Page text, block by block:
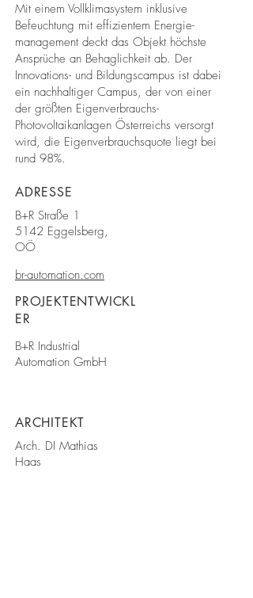
Mit einem Vollklimasystem inklusive
Befeuchtung mit effizientem Energie-
management deckt das Objekt höchste
Ansprüche an Behaglichkeit ab. Der
Innovations- und Bildungscampus ist dabei
ein nachhaltiger Campus, der von einer
der größten Eigenverbrauchs-
Photovoltaikanlagen Österreichs versorgt
wird, die Eigenverbrauchsquote liegt bei
rund 98%.
ADRESSE
B+R Straße 1
5142 Eggelsberg,
OÖ
br-automation.com
PROJEKTENTWICKL
ER
B+R Industrial
Automation GmbH
ARCHITEKT
Arch. DI Mathias
Haas